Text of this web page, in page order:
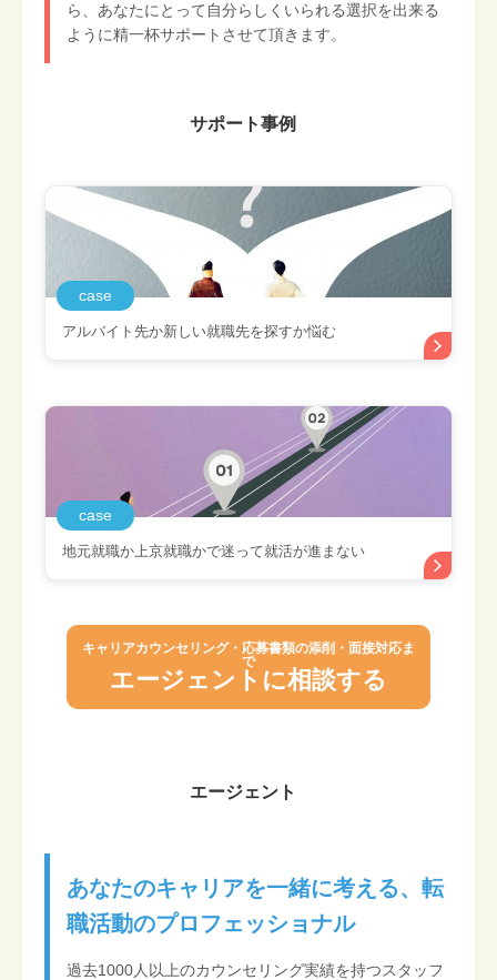
ら、あなたにとって自分らしくいられる選択を出来る
ように精一杯サポートさせて頂きます。
サポート事例
case
アルバイト先か新しい就職先を探すか悩む
case
地元就職か上京就職かで迷って就活が進まない
キャリアカウンセリング・応募書類の添削・面接対応ま
で
エージェントに相談する
エージェント
あなたのキャリアを一緒に考える、転
職活動のプロフェッショナル
過去1000人以上のカウンセリング実績を持つスタッフ